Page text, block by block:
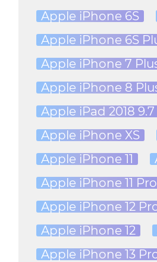
Apple iPhone 6S
Apple iPhone 6S
Apple iPhone 7
Apple iPhone 8
Apple iPad 2018 9.7
Apple iPhone XS
Apple iPhone 11
Apple iPhone 11 Pro
Apple iPhone 12
Apple iPhone 12
Apple iPhone 13